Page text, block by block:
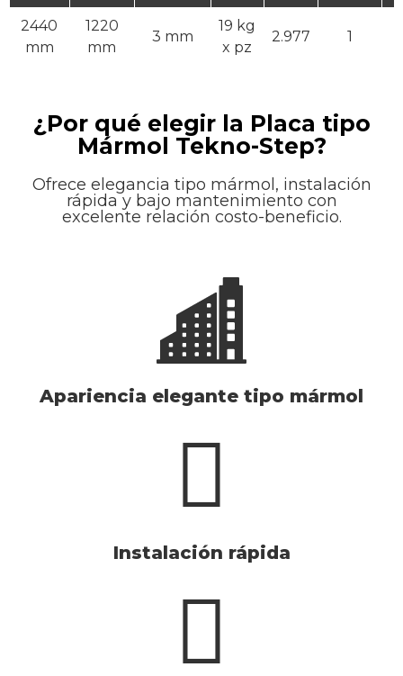
2440
mm
1220
mm
3 mm
19 kg
x pz
2.977 1
¿Por qué elegir la Placa tipo
Mármol Tekno-Step?
Ofrece elegancia tipo mármol, instalación
rápida y bajo mantenimiento con
excelente relación costo-beneficio.
Apariencia elegante tipo mármol
Instalación rápida